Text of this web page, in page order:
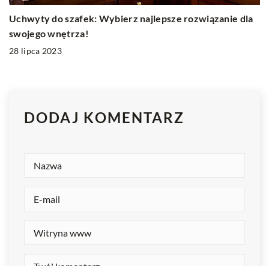
Uchwyty do szafek: Wybierz najlepsze rozwiązanie dla
swojego wnętrza!
28 lipca 2023
DODAJ KOMENTARZ